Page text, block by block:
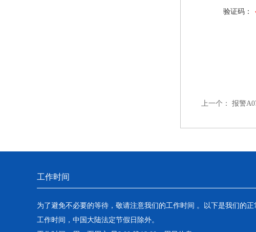
验证码：
上一个： 报警
工作时间
为了避免不必要的等待，敬请注意我们的工作时间 。以下是我们的正
工作时间，中国大陆法定节假日除外。